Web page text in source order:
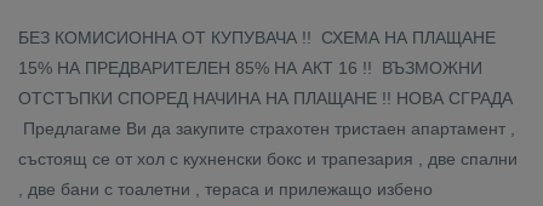
БЕЗ КОМИСИОННА ОТ КУПУВАЧА !! СХЕМА НА ПЛАЩАНЕ
15% НА ПРЕДВАРИТЕЛЕН 85% НА АКТ 16 !! ВЪЗМОЖНИ
ОТСТЪПКИ СПОРЕД НАЧИНА НА ПЛАЩАНЕ !! НОВА СГРАДА
Предлагаме Ви да закупите страхотен тристаен апартамент ,
състоящ се от хол с кухненски бокс и трапезария , две спални
, две бани с тоалетни , тераса и прилежащо избено